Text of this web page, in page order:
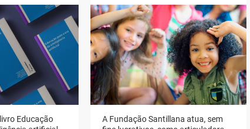
Educação
A Fundação Santillana atua, sem